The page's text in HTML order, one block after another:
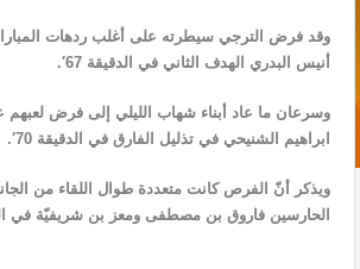
وقد فرض الترجي سيطرته على أغلب ردهات
أنيس البدري الهدف الثاني في الدقيقة 67′.
وسرعان ما عاد أبناء شهاب الليلي إلى فرض لعبهم
ابراهيم الشنيحي في تذليل الفارق في الدقيقة 70′.
ويذكر أنّ الفرص كانت متعددة طوال اللقاء من
الحارسين فاروق بن مصطفى ومعز بن شريفيّة في